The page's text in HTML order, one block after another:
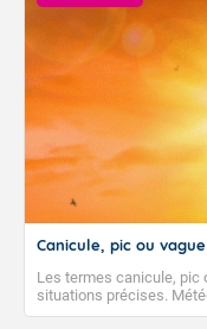
Canicule, pic ou
Les termes canicule, pic
situations précises.
climatologiques pour